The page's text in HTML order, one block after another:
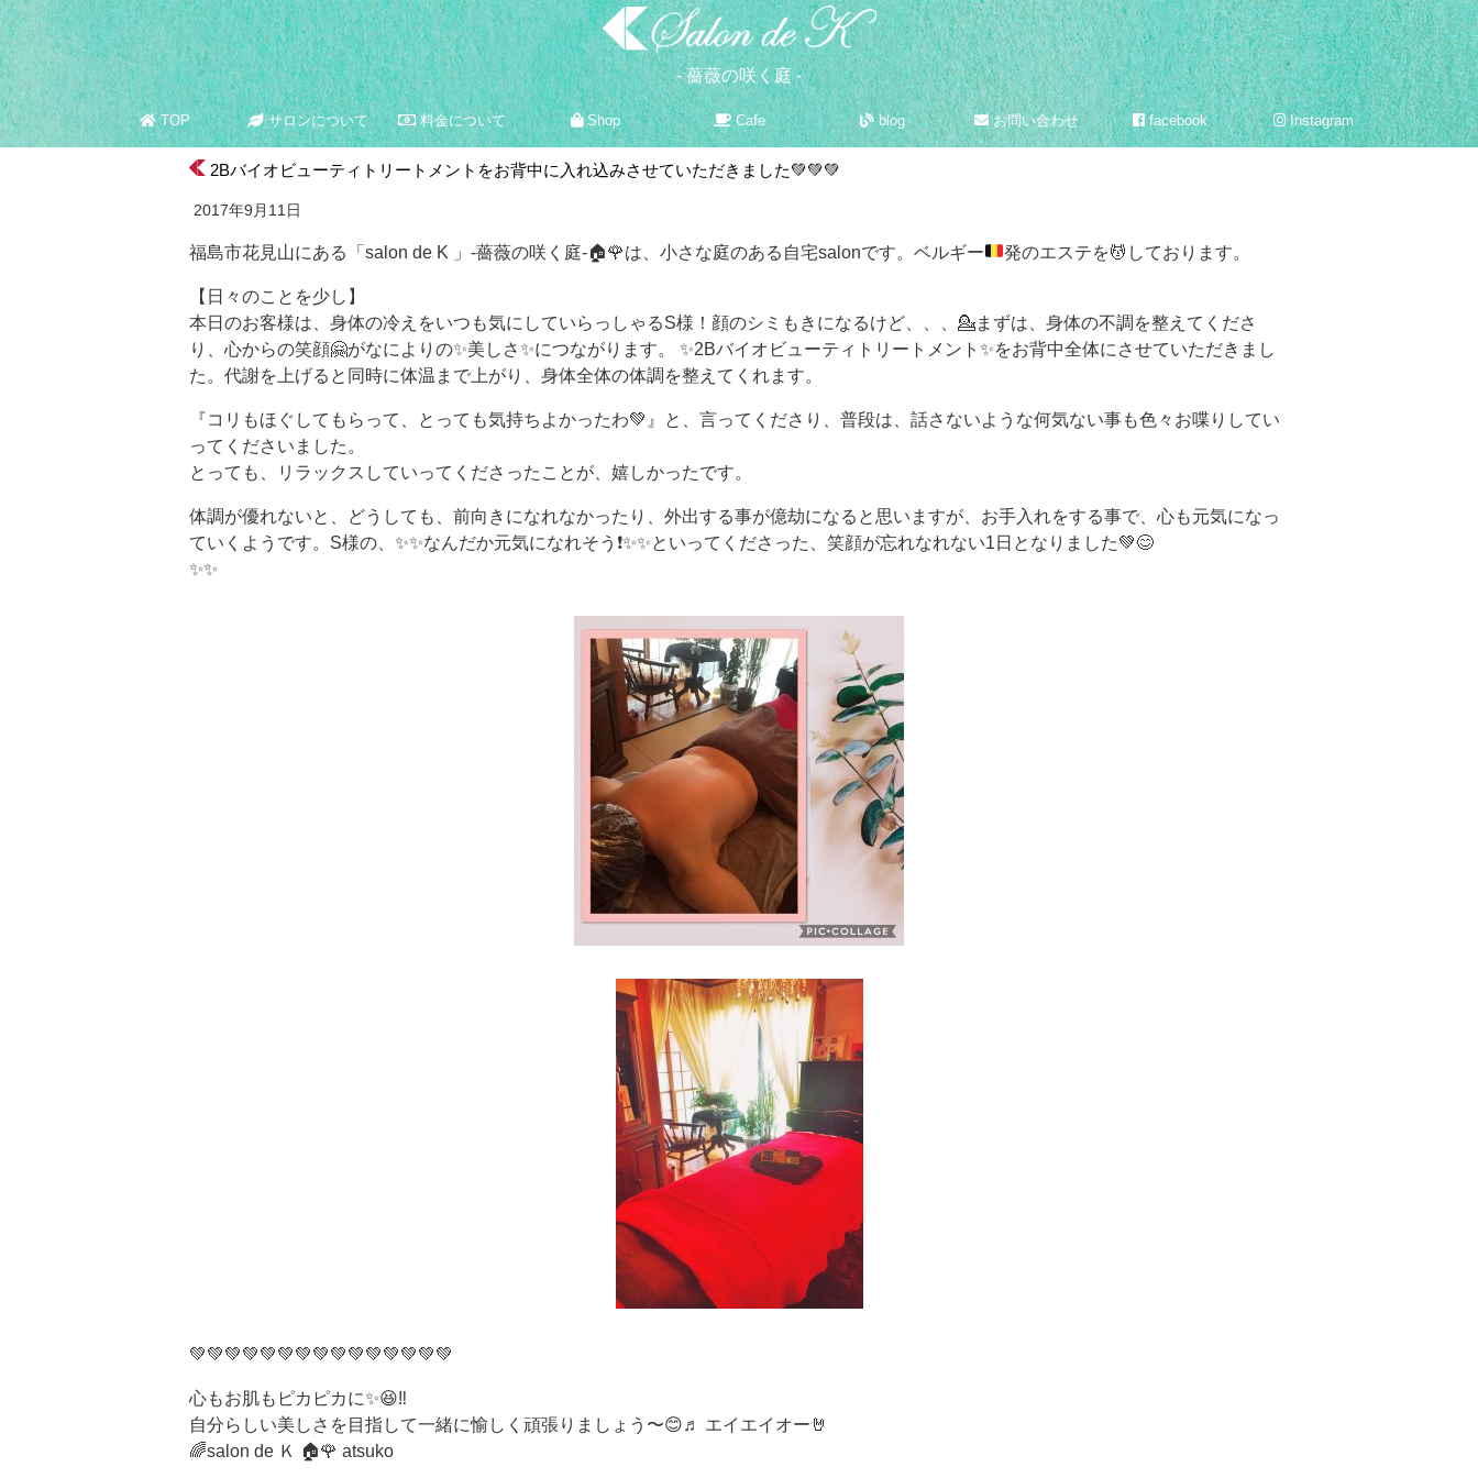
- 薔薇の咲く庭 -
TOP サロンについて 料金について Shop Cafe blog お問い合わせ facebook Instagram
2Bバイオビューティトリートメントをお背中に入れ込みさせていただきました💚💚💚
2017年9月11日
福島市花見山にある「salon de K 」-薔薇の咲く庭-🏠🌹は、小さな庭のある自宅salonです。ベルギー 発のエステを💆 しております。
【日々のことを少し】
本日のお客様は、身体の冷えをいつも気にしていらっしゃるS様！顔のシミもきになるけど、、、💁まずは、身体の不調を整えてくださ
り、心からの笑顔🤗がなによりの✨美しさ✨につながります。 ✨2Bバイオビューティトリートメント✨をお背中全体にさせていただきまし
た。代謝を上げると同時に体温まで上がり、身体全体の体調を整えてくれます。
『コリもほぐしてもらって、とっても気持ちよかったわ💚』と、言ってくださり、普段は、話さないような何気ない事も色々お喋りしてい
ってくださいました。
とっても、リラックスしていってくださったことが、嬉しかったです。
体調が優れないと、どうしても、前向きになれなかったり、外出する事が億劫になると思いますが、お手入れをする事で、心も元気になっ
ていくようです。S様の、✨✨なんだか元気になれそう❗️✨✨といってくださった、笑顔が忘れなれない1日となりました💚😊
✨✨
💚💚💚💚💚💚💚💚💚💚💚💚💚💚💚
心もお肌もピカピカに✨😆‼️
自分らしい美しさを目指して一緒に愉しく頑張りましょう〜😊♬ エイエイオー🤘
🌈salon de Ｋ 🏠🌹 atsuko